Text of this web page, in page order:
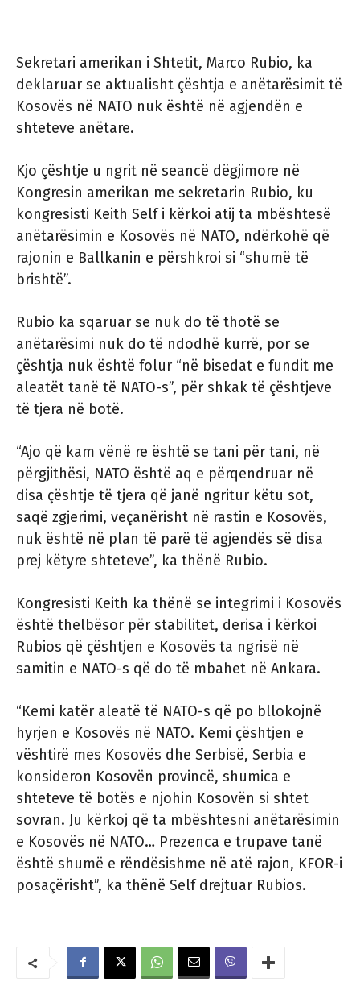
Sekretari amerikan i Shtetit, Marco Rubio, ka
deklaruar se aktualisht çështja e anëtarësimit të
Kosovës në NATO nuk është në agjendën e
shteteve anëtare.
Kjo çështje u ngrit në seancë dëgjimore në
Kongresin amerikan me sekretarin Rubio, ku
kongresisti Keith Self i kërkoi atij ta mbështesë
anëtarësimin e Kosovës në NATO, ndërkohë që
rajonin e Ballkanin e përshkroi si “shumë të
brishtë”.
Rubio ka sqaruar se nuk do të thotë se
anëtarësimi nuk do të ndodhë kurrë, por se
çështja nuk është folur “në bisedat e fundit me
aleatët tanë të NATO-s”, për shkak të çështjeve
të tjera në botë.
“Ajo që kam vënë re është se tani për tani, në
përgjithësi, NATO është aq e përqendruar në
disa çështje të tjera që janë ngritur këtu sot,
saqë zgjerimi, veçanërisht në rastin e Kosovës,
nuk është në plan të parë të agjendës së disa
prej këtyre shteteve”, ka thënë Rubio.
Kongresisti Keith ka thënë se integrimi i Kosovës
është thelbësor për stabilitet, derisa i kërkoi
Rubios që çështjen e Kosovës ta ngrisë në
samitin e NATO-s që do të mbahet në Ankara.
“Kemi katër aleatë të NATO-s që po bllokojnë
hyrjen e Kosovës në NATO. Kemi çështjen e
vështirë mes Kosovës dhe Serbisë, Serbia e
konsideron Kosovën provincë, shumica e
shteteve të botës e njohin Kosovën si shtet
sovran. Ju kërkoj që ta mbështesni anëtarësimin
e Kosovës në NATO… Prezenca e trupave tanë
është shumë e rëndësishme në atë rajon, KFOR-i
posaçërisht”, ka thënë Self drejtuar Rubios.